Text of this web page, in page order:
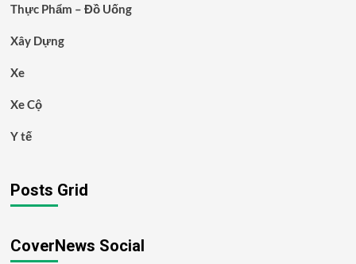
Thực Phẩm – Đồ Uống
Xây Dựng
Xe
Xe Cộ
Y tế
Posts Grid
CoverNews Social